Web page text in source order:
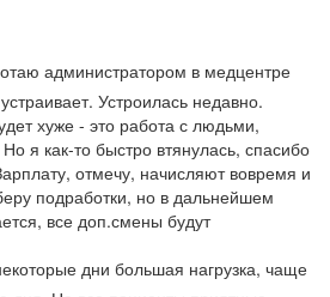
администратором в медцентре
Устроилась недавно.
хуже - это работа с людьми,
я как-то быстро втянулась, спасибо
отмечу, начисляют вовремя и
подработки, но в дальнейшем
все доп.смены будут
дни большая нагрузка, чаще